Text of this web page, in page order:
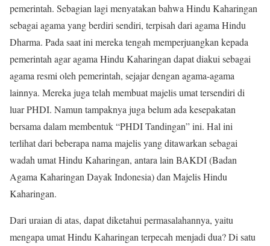
pemerintah. Sebagian lagi menyatakan bahwa Hindu Kaharingan
sebagai agama yang berdiri sendiri, terpisah dari agama Hindu
Dharma. Pada saat ini mereka tengah memperjuangkan kepada
pemerintah agar agama Hindu Kaharingan dapat diakui sebagai
agama resmi oleh pemerintah, sejajar dengan agama-agama
lainnya. Mereka juga telah membuat majelis umat tersendiri di
luar PHDI. Namun tampaknya juga belum ada kesepakatan
bersama dalam membentuk “PHDI Tandingan” ini. Hal ini
terlihat dari beberapa nama majelis yang ditawarkan sebagai
wadah umat Hindu Kaharingan, antara lain BAKDI (Badan
Agama Kaharingan Dayak Indonesia) dan Majelis Hindu
Kaharingan.
Dari uraian di atas, dapat diketahui permasalahannya, yaitu
mengapa umat Hindu Kaharingan terpecah menjadi dua? Di satu